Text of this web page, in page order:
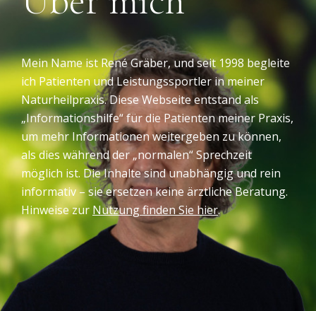
Mein Name ist René Gräber, und seit 1998 begleite
ich Patienten und Leistungssportler in meiner
Naturheilpraxis. Diese Webseite entstand als
„Informationshilfe“ für die Patienten meiner Praxis,
um mehr Informationen weitergeben zu können,
als dies während der „normalen“ Sprechzeit
möglich ist. Die Inhalte sind unabhängig und rein
informativ – sie ersetzen keine ärztliche Beratung.
Hinweise zur Nutzung finden Sie hier.